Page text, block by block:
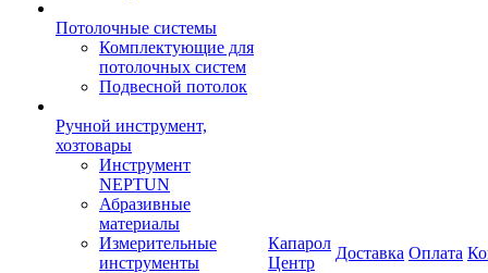
Потолочные системы
Комплектующие для
потолочных систем
Подвесной потолок
Ручной инструмент,
хозтовары
Инструмент
NEPTUN
Абразивные
материалы
Измерительные
инструменты
Капарол
Центр
Доставка Оплата